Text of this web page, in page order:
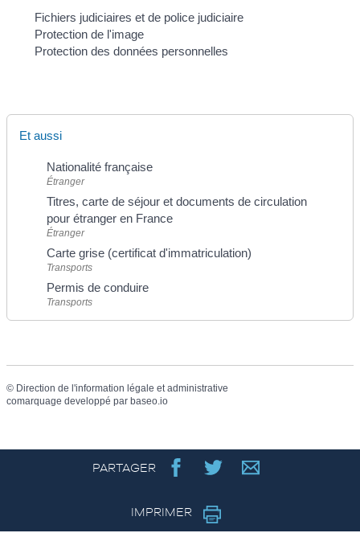
Fichiers judiciaires et de police judiciaire
Protection de l'image
Protection des données personnelles
Et aussi
Nationalité française
Étranger
Titres, carte de séjour et documents de circulation
pour étranger en France
Étranger
Carte grise (certificat d'immatriculation)
Transports
Permis de conduire
Transports
© Direction de l'information légale et administrative
comarquage developpé par baseo.io
PARTAGER
IMPRIMER